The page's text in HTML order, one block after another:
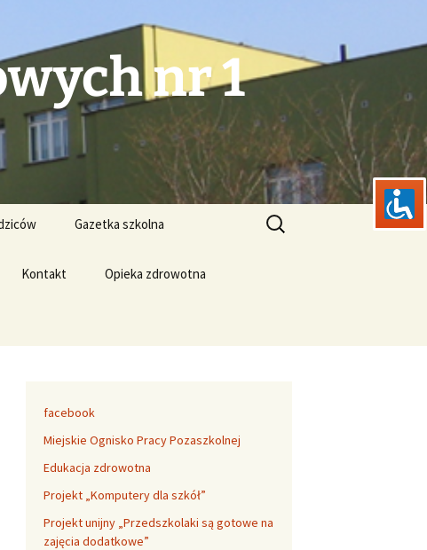
nr 1
Gazetka szkolna
Kontakt Opieka zdrowotna
Szukaj:
facebook
Miejskie Ognisko Pracy Pozaszkolnej
Edukacja zdrowotna
Projekt „Komputery dla szkół”
Projekt unijny „Przedszkolaki są gotowe na
zajęcia dodatkowe”